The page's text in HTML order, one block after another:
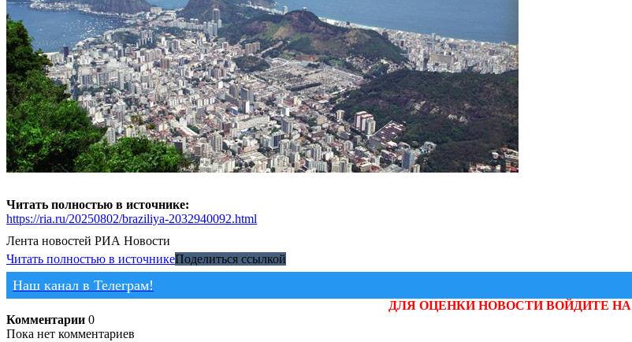
Читать полностью в источнике:
https://ria.ru/20250802/braziliya-2032940092.html
Лента новостей РИА Новости
Читать полностью в источникеПоделиться ссылкой
Наш канал в Телеграм!
ДЛЯ ОЦЕНКИ НОВОСТИ ВОЙДИТЕ
Комментарии 0
Пока нет комментариев